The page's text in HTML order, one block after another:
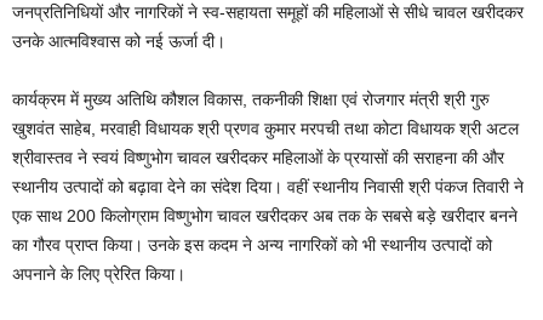
जनप्रतिनिधियों और नागरिकों ने स्व-सहायता समूहों की महिलाओं से सीधे चावल खरीदकर
उनके आत्मविश्वास को नई ऊर्जा दी।
कार्यक्रम में मुख्य अतिथि कौशल विकास, तकनीकी शिक्षा एवं रोजगार मंत्री श्री गुरु
खुशवंत साहेब, मरवाही विधायक श्री प्रणव कुमार मरपची तथा कोटा विधायक श्री अटल
श्रीवास्तव ने स्वयं विष्णुभोग चावल खरीदकर महिलाओं के प्रयासों की सराहना की और
स्थानीय उत्पादों को बढ़ावा देने का संदेश दिया। वहीं स्थानीय निवासी श्री पंकज तिवारी ने
एक साथ 200 किलोग्राम विष्णुभोग चावल खरीदकर अब तक के सबसे बड़े खरीदार बनने
का गौरव प्राप्त किया। उनके इस कदम ने अन्य नागरिकों को भी स्थानीय उत्पादों को
अपनाने के लिए प्रेरित किया।